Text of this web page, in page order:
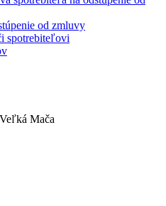
od zmluvy
spotrebiteľovi
Mača